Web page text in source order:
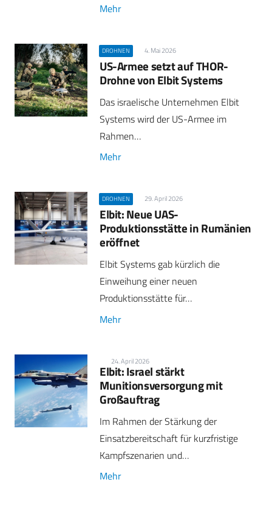
Mehr
DROHNEN 4. Mai 2026
US-Armee setzt auf THOR-
Drohne von Elbit Systems
Das israelische Unternehmen Elbit
Systems wird der US-Armee im
Rahmen…
Mehr
DROHNEN 29. April 2026
Elbit: Neue UAS-
Produktionsstätte in Rumänien
eröffnet
Elbit Systems gab kürzlich die
Einweihung einer neuen
Produktionsstätte für…
Mehr
24. April 2026
Elbit: Israel stärkt
Munitionsversorgung mit
Großauftrag
Im Rahmen der Stärkung der
Einsatzbereitschaft für kurzfristige
Kampfszenarien und…
Mehr